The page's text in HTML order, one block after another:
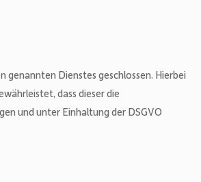
genannten Dienstes geschlossen. Hierbei
dass dieser die
und unter Einhaltung der DSGVO